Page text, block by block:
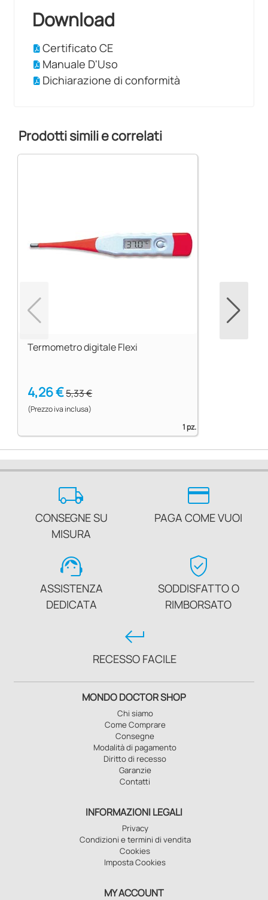
Download
Certificato CE
Manuale D'Uso
Dichiarazione di conformità
Prodotti simili e correlati
Termometro digitale Flexi
4,26 €5,33 €
(Prezzo iva inclusa)
1 pz.
local_shipping
CONSEGNE SU
MISURA
credit_card
PAGA COME VUOI
support_agent
ASSISTENZA
DEDICATA
verified_user
SODDISFATTO O
RIMBORSATO
keyboard_return
RECESSO FACILE
MONDO DOCTOR SHOP
Chi siamo
Come Comprare
Consegne
Modalità di pagamento
Diritto di recesso
Garanzie
Contatti
INFORMAZIONI LEGALI
Privacy
Condizioni e termini di vendita
Cookies
Imposta Cookies
MY ACCOUNT